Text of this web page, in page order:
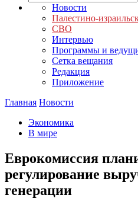
Новости
Палестино-
СВО
Интервью
Программы и
Сетка вещания
Редакция
Приложение
Главная Новости
Экономика
В мире
Еврокомиссия
регулирование
генерации